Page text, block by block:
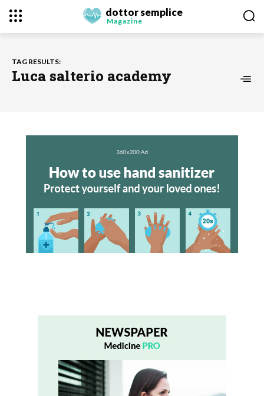
dottor semplice
Magazine
TAG RESULTS:
Luca salterio academy